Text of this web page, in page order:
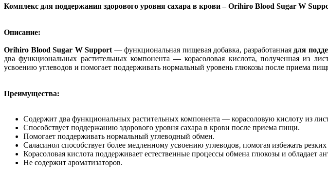
Комплекс для поддержания здорового уровня сахара в крови – Orihiro Blood Sugar W
Описание:
Orihiro Blood Sugar W Support — функциональная пищевая добавка, разработаннаядля
два функциональных растительных компонента — корасоловая кислота, полученная из
усвоению углеводов и помогает поддерживать нормальный уровень глюкозы после приема
Преимущества:
Содержит два функциональных растительных компонента — корасоловую кислоту из
Способствует поддержанию здорового уровня сахара в крови после приема пищи.
Помогает поддерживать нормальный углеводный обмен.
Саласинол способствует более медленному усвоению углеводов, помогая избежать
Корасоловая кислота поддерживает естественные процессы обмена глюкозы и обладает
Не содержит ароматизаторов.